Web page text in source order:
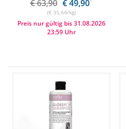
€ 63,90 € 49,90
(€ 35,64/kg)
Preis nur gültig bis 31.08.2026
23:59 Uhr